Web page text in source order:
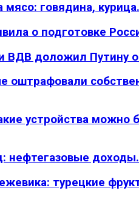
говядина,
о подготовке
ВДВ доложил Путину
оштрафовали
устройства можно
нефтегазовые
турецкие